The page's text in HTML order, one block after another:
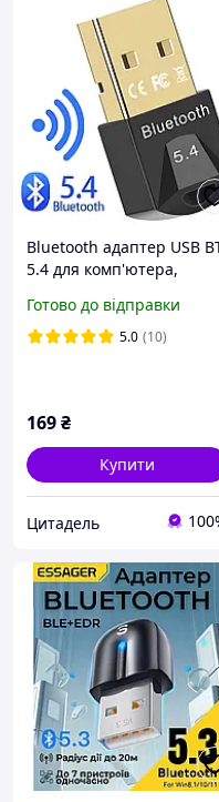
Bluetooth адаптер USB
5.4 для комп'ютера,
клавіатури, мишки,
колонки та іншого. До
Готово до відправки
5.0 (10)
169₴
Купити
Цитадель